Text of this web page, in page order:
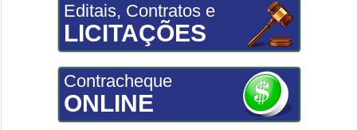
Editais, Contratos e
LICITAÇÕES
Contracheque
ONLINE